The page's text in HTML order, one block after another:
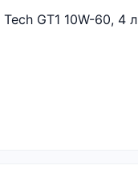
GT1 10W-60, 4 л